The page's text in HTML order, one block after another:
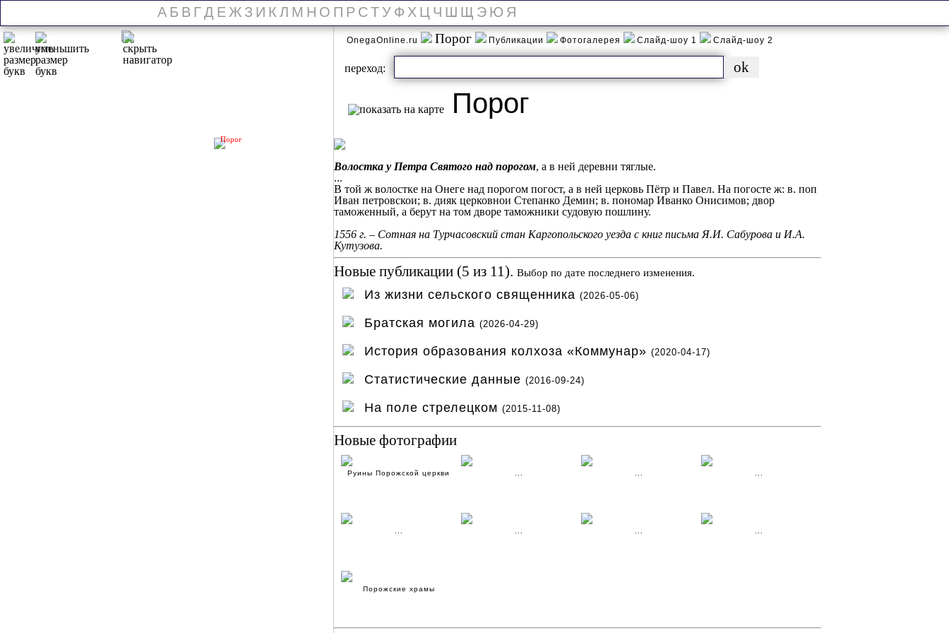
А Б В ГД Е Ж З И К Л М Н О П Р СТ У Ф Х Ц Ч Ш Щ Э Ю Я
Порог
OnegaOnline.ru Порог Публикации Фотогалерея Слайд-шоу 1 Слайд-шоу 2
переход:
Порог
Волостка у Петра Святого над порогом, а в ней деревни тяглые.
...
В той ж волостке на Онеге над порогом погост, а в ней церковь Пётр и Павел. На погосте ж: в. поп
Иван петровскои; в. дияк церковнои Степанко Демин; в. пономар Иванко Онисимов; двор
таможенный, а берут на том дворе таможники судовую пошлину.
1556 г. – Сотная на Турчасовский стан Каргопольского уезда с книг письма Я.И. Сабурова и И.А.
Кутузова.
Новые публикации (5 из 11). Выбор по дате последнего изменения.
Из жизни сельского священника (2026-05-06)
Братская могила (2026-04-29)
История образования колхоза «Коммунар» (2020-04-17)
Статистические данные (2016-09-24)
На поле стрелецком (2015-11-08)
Новые фотографии
Руины Порожской церкви
Порожские храмы